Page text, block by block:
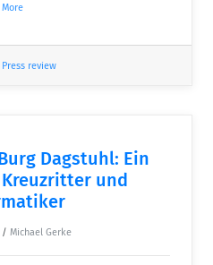
More
Press review
Dagstuhl: Ein
und
/ Michael Gerke